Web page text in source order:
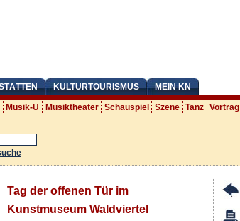
KULTURTOURISMUS MEIN KN
Musik-U Musiktheater Schauspiel Szene Tanz Vortrag
Tag der offenen Tür im
Kunstmuseum Waldviertel